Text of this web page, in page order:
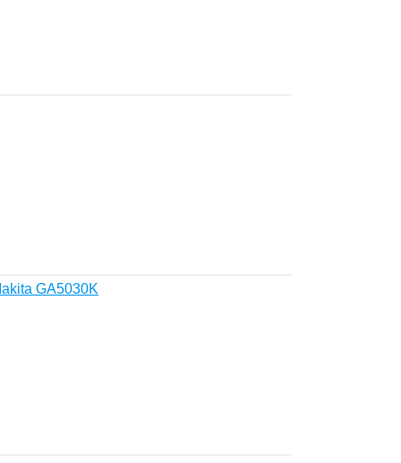
GA5030K